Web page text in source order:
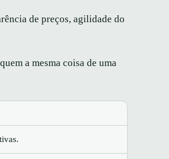
de preços, agilidade do
a mesma coisa de uma